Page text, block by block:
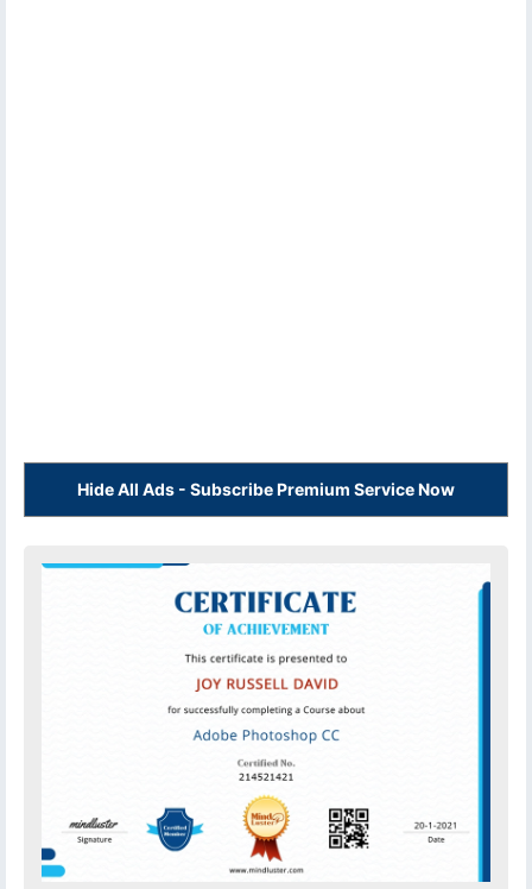
Hide All Ads - Subscribe Premium Service Now